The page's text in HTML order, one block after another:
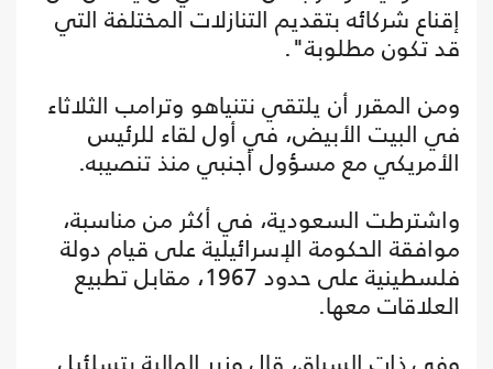
إقناع شركائه بتقديم التنازلات المختلفة التي
قد تكون مطلوبة".
ومن المقرر أن يلتقي نتنياهو وترامب الثلاثاء
في البيت الأبيض، في أول لقاء للرئيس
الأمريكي مع مسؤول أجنبي منذ تنصيبه.
واشترطت السعودية، في أكثر من مناسبة،
موافقة الحكومة الإسرائيلية على قيام دولة
فلسطينية على حدود 1967، مقابل تطبيع
العلاقات معها.